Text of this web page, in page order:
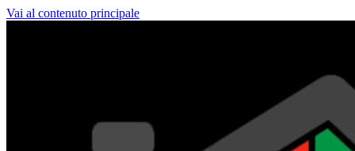
Vai al contenuto principale